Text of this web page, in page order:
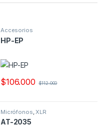
Accesorios
HP-EP
$106.000 $112.000
Micrófonos ,XLR
AT-2035